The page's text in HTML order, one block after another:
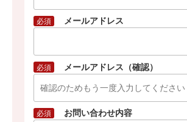
必須 メールアドレス
必須 メールアドレス（確認）
必須 お問い合わせ内容